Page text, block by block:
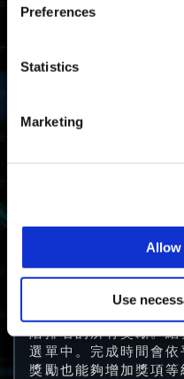
Preferences
Statistics
Marketing
Allow
Use
至少完成一次野蠻挑戰
至少
階排名的所有獎勵。
選單中。完成時間會
獎勵也能夠增加獎項等